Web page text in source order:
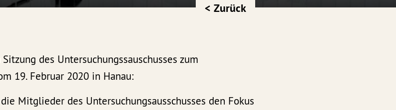
< Zurück
des Untersuchungssauschusses zum
19. Februar 2020 in Hanau:
Mitglieder des Untersuchungsausschusses den Fokus